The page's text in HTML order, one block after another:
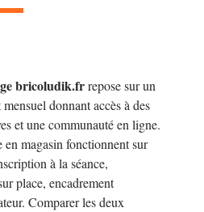
bricoludik.frrepose sur un
donnant accès à des
et une communauté en ligne.
magasin fonctionnent sur
à la séance,
place, encadrement
Comparer les deux